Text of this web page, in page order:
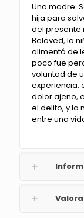
Una madre:
hija para
del presente
Beloved, la
alimentó de
poco fue
voluntad de
experiencia:
dolor ajeno,
el delito, y la
entre una